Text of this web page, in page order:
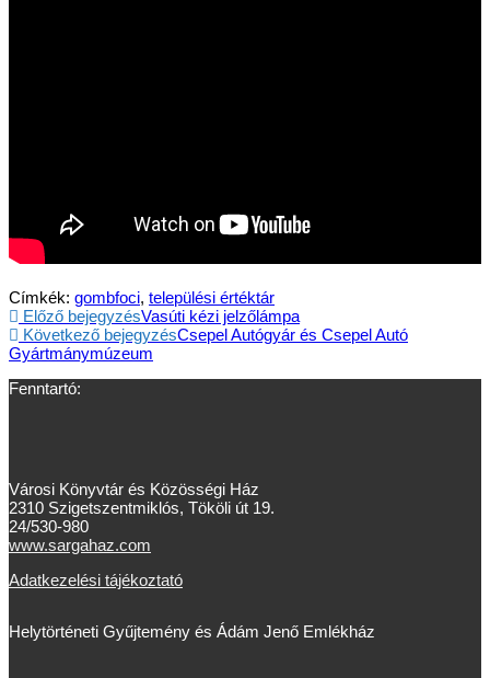
Címkék: gombfoci, települési értéktár
Előző bejegyzésVasúti kézi jelzőlámpa
Következő bejegyzésCsepel Autógyár és Csepel Autó
Gyártmánymúzeum
Fenntartó:
Városi Könyvtár és Közösségi Ház
2310 Szigetszentmiklós, Tököli út 19.
24/530-980
www.sargahaz.com
Adatkezelési tájékoztató
Helytörténeti Gyűjtemény és Ádám Jenő Emlékház